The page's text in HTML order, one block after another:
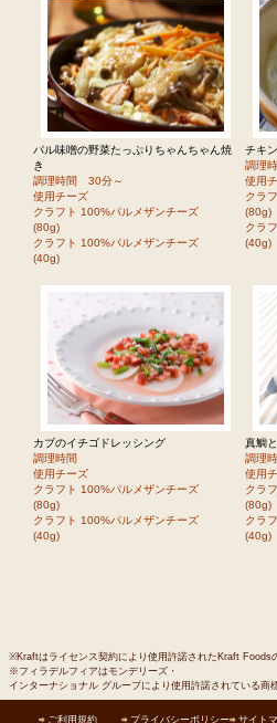
パル味噌の野菜たっぷりちゃんちゃん焼
き
調理時間 30分～
使用チーズ
クラフト 100%パルメザンチーズ
(80g)
クラフト 100%パルメザンチーズ
(40g)
チキ
調理
使用
クラ
(80g)
クラ
(40g)
カブのイチゴドレッシング
調理時間
使用チーズ
クラフト 100%パルメザンチーズ
(80g)
クラフト 100%パルメザンチーズ
(40g)
真鯛
調理
使用
クラ
(80g)
クラ
(40g)
※Kraftはライセンス契約により使用許諾されたKraft Foods
※フィラデルフィアはモンデリーズ・
インターナショナル グループにより使用許諾されている商標
ご利用規約 プライバシーポリシー サイト